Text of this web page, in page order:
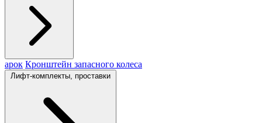
арок Кронштейн запасного колеса
Лифт-комплекты, проставки